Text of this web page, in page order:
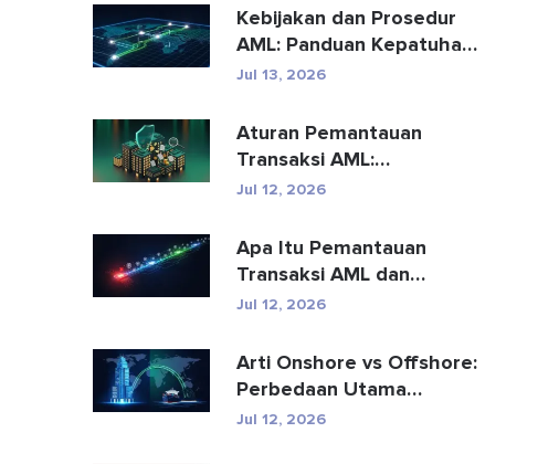
Kebijakan dan Prosedur
AML: Panduan Kepatuhan
Lengkap
Jul 13, 2026
Aturan Pemantauan
Transaksi AML:
Bagaimana Aturan
Jul 12, 2026
Apa Itu Pemantauan
Transaksi AML dan
Bagaimana Cara
Jul 12, 2026
Arti Onshore vs Offshore:
Perbedaan Utama
Dijelaskan
Jul 12, 2026